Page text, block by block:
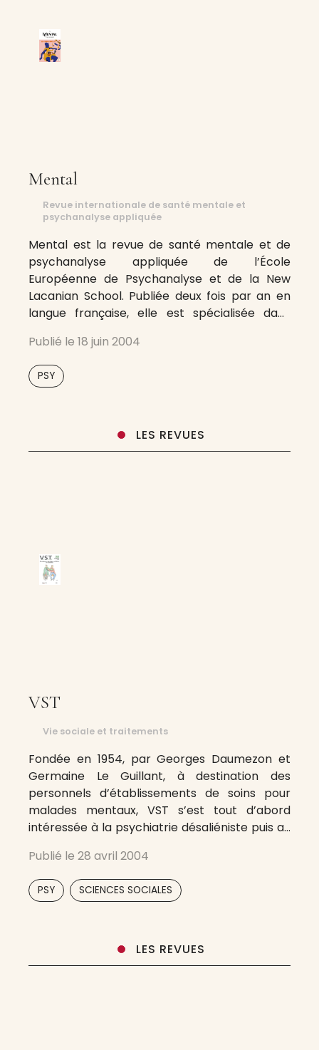
Mental
Revue internationale de santé mentale et
psychanalyse appliquée
Mental est la revue de santé mentale et de
psychanalyse appliquée de l’École
Européenne de Psychanalyse et de la New
Lacanian School. Publiée deux fois par an en
langue française, elle est spécialisée dans
dans le champ de la santé mentale et du
malaise dans la civilisation tel qu’on peut
Publié le 18 juin 2004
PSY
LES REVUES
VST
Vie sociale et traitements
Fondée en 1954, par Georges Daumezon et
Germaine Le Guillant, à destination des
personnels d’établissements de soins pour
malades mentaux, VST s’est tout d’abord
intéressée à la psychiatrie désaliéniste puis au
et à la pauvreté. Plaçant l’essentiel de son
objet sur l’approfondissement de la
connaissance théorique et pratique
Publié le 28 avril 2004
PSY SCIENCES SOCIALES
LES REVUES